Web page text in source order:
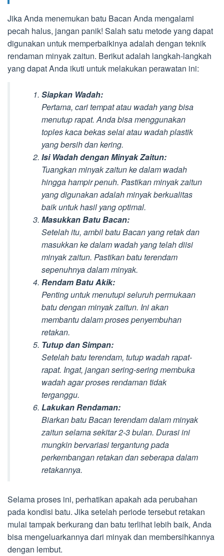
Jika Anda menemukan batu Bacan Anda mengalami
pecah halus, jangan panik! Salah satu metode yang dapat
digunakan untuk memperbaikinya adalah dengan teknik
rendaman minyak zaitun. Berikut adalah langkah-langkah
yang dapat Anda ikuti untuk melakukan perawatan ini:
Siapkan Wadah:
Pertama, cari tempat atau wadah yang bisa
menutup rapat. Anda bisa menggunakan
toples kaca bekas selai atau wadah plastik
yang bersih dan kering.
Isi Wadah dengan Minyak Zaitun:
Tuangkan minyak zaitun ke dalam wadah
hingga hampir penuh. Pastikan minyak zaitun
yang digunakan adalah minyak berkualitas
baik untuk hasil yang optimal.
Masukkan Batu Bacan:
Setelah itu, ambil batu Bacan yang retak dan
masukkan ke dalam wadah yang telah diisi
minyak zaitun. Pastikan batu terendam
sepenuhnya dalam minyak.
Rendam Batu Akik:
Penting untuk menutupi seluruh permukaan
batu dengan minyak zaitun. Ini akan
membantu dalam proses penyembuhan
retakan.
Tutup dan Simpan:
Setelah batu terendam, tutup wadah rapat-
rapat. Ingat, jangan sering-sering membuka
wadah agar proses rendaman tidak
terganggu.
Lakukan Rendaman:
Biarkan batu Bacan terendam dalam minyak
zaitun selama sekitar 2-3 bulan. Durasi ini
mungkin bervariasi tergantung pada
perkembangan retakan dan seberapa dalam
retakannya.
Selama proses ini, perhatikan apakah ada perubahan
pada kondisi batu. Jika setelah periode tersebut retakan
mulai tampak berkurang dan batu terlihat lebih baik, Anda
bisa mengeluarkannya dari minyak dan membersihkannya
dengan lembut.